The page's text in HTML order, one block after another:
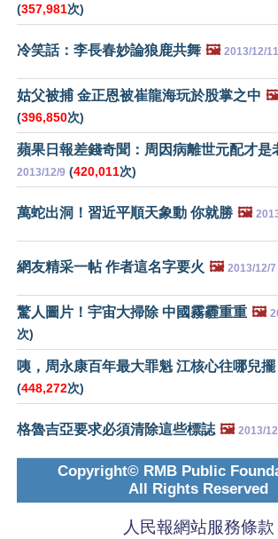
(357,981次)
冷笑話：李長春妙論狼鹿共舞 🖼️ 2013/12/11
姑父被捕 金正恩被崔龍海玩於股掌之中
(396,850次)
蘋果日報差錢奇聞：周因病離世元配才是
2013/12/9 (420,011次)
萬蛇出洞！習近平順天象動 你就勝 🖼️
網友精采一帖 作者這名字要火 🖼️ 2013/12/7
驚人圖片！宇宙大掃除 中國霧霾重重 🖼️
次)
咦，周永康百年最大罪魁 江核心往哪兒擺
(448,272次)
格魯吉亞要求必須清除這些標誌 🖼️ 2013/
Copyright© RMB Public
All Rights Reserved
人民報網站服務條款